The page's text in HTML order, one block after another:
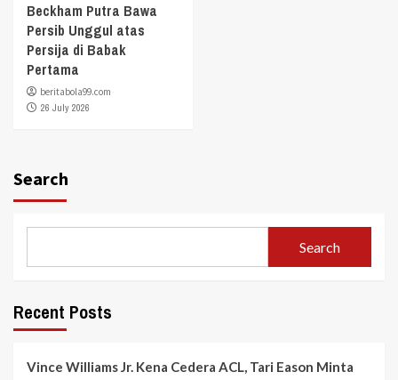
Beckham Putra Bawa
Persib Unggul atas
Persija di Babak
Pertama
beritabola99.com
26 July 2026
Search
Search
Recent Posts
Vince Williams Jr. Kena Cedera ACL, Tari Eason Minta